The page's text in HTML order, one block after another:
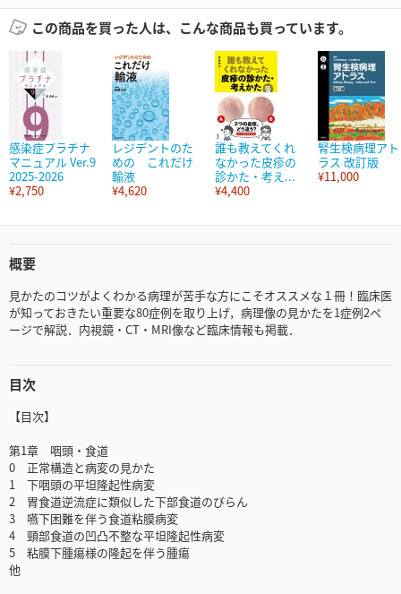
この商品を買った人は、こんな商品も買っています。
感染症プラチナ
マニュアル Ver.9
2025-2026
¥2,750
レジデントのた
めの これだけ
輸液
¥4,620
誰も教えてくれ
なかった皮疹の
診かた・考え...
¥4,400
腎生検病理アト
ラス 改訂版
¥11,000
概要
見かたのコツがよくわかる病理が苦手な方にこそオススメな１冊！臨床医
が知っておきたい重要な80症例を取り上げ，病理像の見かたを1症例2ペ
ージで解説．内視鏡・CT・MRI像など臨床情報も掲載．
目次
【目次】
第1章 咽頭・食道
0 正常構造と病変の見かた
1 下咽頭の平坦隆起性病変
2 胃食道逆流症に類似した下部食道のびらん
3 嚥下困難を伴う食道粘膜病変
4 頸部食道の凹凸不整な平坦隆起性病変
5 粘膜下腫瘍様の隆起を伴う腫瘍
他